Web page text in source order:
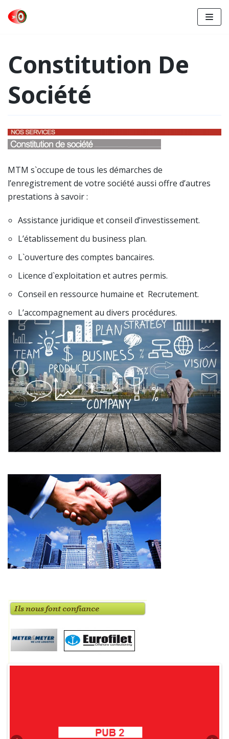
contenu
Constitution De
Société
MTM s`occupe de tous les démarches de
l’enregistrement de votre société aussi offre d’autres
prestations à savoir :
Assistance juridique et conseil d’investissement.
L’établissement du business plan.
L`ouverture des comptes bancaires.
Licence d`exploitation et autres permis.
Conseil en ressource humaine et Recrutement.
L’accompagnement au divers procédures.